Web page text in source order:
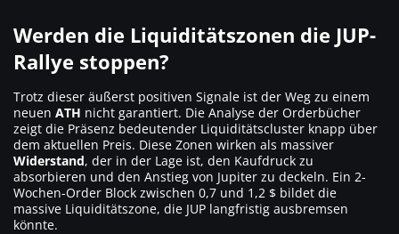
Werden die Liquiditätszonen die JUP-
Rallye stoppen?
Trotz dieser äußerst positiven Signale ist der Weg zu einem
neuen ATH nicht garantiert. Die Analyse der Orderbücher
zeigt die Präsenz bedeutender Liquiditätscluster knapp über
dem aktuellen Preis. Diese Zonen wirken als massiver
Widerstand, der in der Lage ist, den Kaufdruck zu
absorbieren und den Anstieg von Jupiter zu deckeln. Ein 2-
Wochen-Order Block zwischen 0,7 und 1,2 $ bildet die
massive Liquiditätszone, die JUP langfristig ausbremsen
könnte.